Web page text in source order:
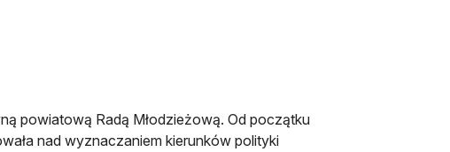
powiatową Radą Młodzieżową. Od początku
nad wyznaczaniem kierunków polityki